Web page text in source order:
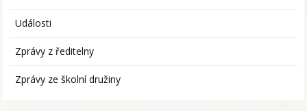
Události
Zprávy z ředitelny
Zprávy ze školní družiny